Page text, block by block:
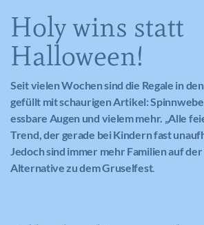
Holy wins statt
Halloween!
Seit vielen Wochen sind die Regale in
gefüllt mit schaurigen Artikel:
essbare Augen und vielem mehr. „Alle
Trend, der gerade bei Kindern fast
Jedoch sind immer mehr Familien auf der
Alternative zu dem Gruselfest.